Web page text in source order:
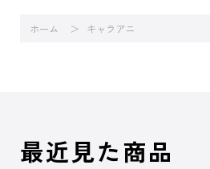
ホーム キャラアニ
最近見た商品